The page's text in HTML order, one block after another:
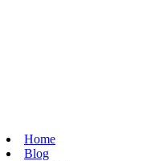
Home
Blog